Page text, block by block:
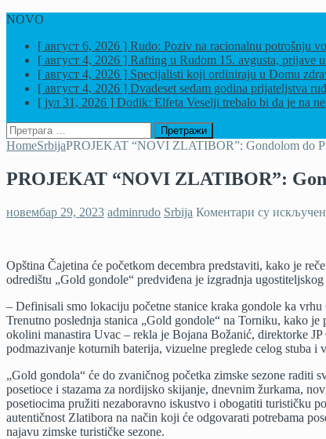
NOVO
[ август 6, 2026 ] Rudo: Poziv na racionalnu potrošnju
[ август 4, 2026 ] Rafting u Rudom 15. avgusta, prijave
[ август 4, 2026 ] Specijalisti koji ordiniraju u Domu
[ август 4, 2026 ] Dvadeset sedam godina prijateljstva
[ јул 31, 2026 ] Dodik: Elfeta Veselji trebalo bi da je na
Претрага
за:
HomeSrbijaPROJEKAT “NOVI ZLATIBOR”: Gondolom do
PROJEKAT “NOVI ZLATIBOR”:
новембар 29, 2023 adminrudo Srbija Коментари су
Opština Čajetina će početkom decembra predstaviti, kako je
odredištu „Gold gondole“ predviđena je izgradnja
– Definisali smo lokaciju početne stanice kraka gondole ka
Trenutno poslednja stanica „Gold gondole“ na Torniku, kako
okolini manastira Uvac – rekla je Bojana Božanić, direktorke
podmazivanje koturnih baterija, vizuelne preglede celog stuba i
„Gold gondola“ će do zvaničnog početka zimske sezone raditi
posetioce i stazama za nordijsko skijanje, dnevnim žurkama,
posetiocima pružiti nezaboravno iskustvo i obogatiti turističku
autentičnost Zlatibora na način koji će odgovarati potrebama
najavu zimske turističke sezone.